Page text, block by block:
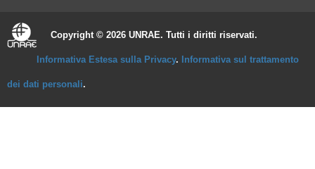
Copyright © 2026 UNRAE. Tutti i diritti riservati.
Informativa Estesa sulla Privacy. Informativa sul trattamento
dei dati personali.